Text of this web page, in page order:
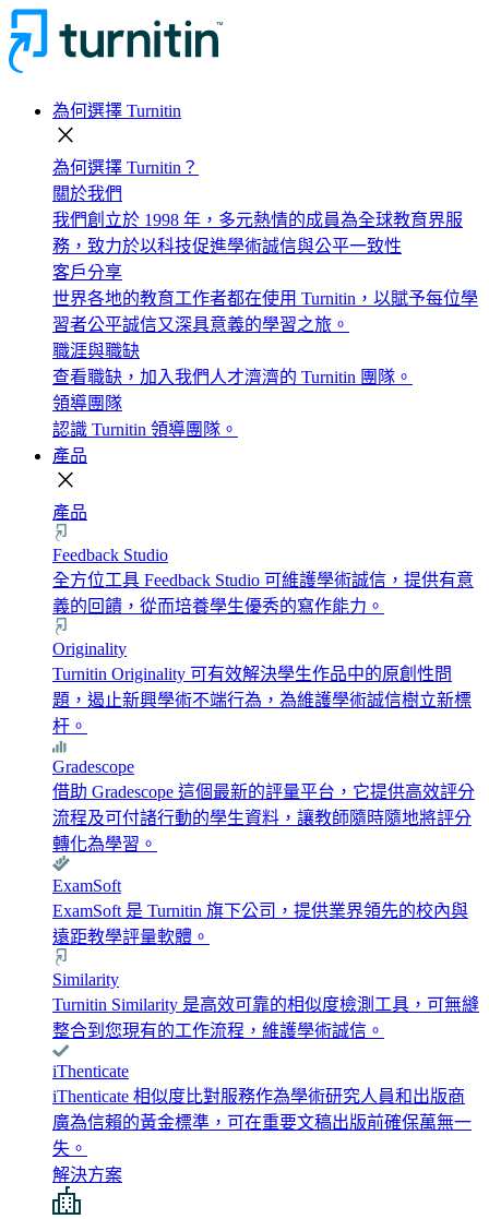
為何選擇 Turnitin
close
為何選擇 Turnitin？
關於我們
我們創立於 1998 年，多元熱情的成員為全球教育界服
務，致力於以科技促進學術誠信與公平一致性
客戶分享
世界各地的教育工作者都在使用 Turnitin，以賦予每位學
習者公平誠信又深具意義的學習之旅。
職涯與職缺
查看職缺，加入我們人才濟濟的 Turnitin 團隊。
領導團隊
認識 Turnitin 領導團隊。
產品
close
產品
Feedback Studio
全方位工具 Feedback Studio 可維護學術誠信，提供有意
義的回饋，從而培養學生優秀的寫作能力。
Originality
Turnitin Originality 可有效解決學生作品中的原創性問
題，遏止新興學術不端行為，為維護學術誠信樹立新標
杆。
Gradescope
借助 Gradescope 這個最新的評量平台，它提供高效評分
流程及可付諸行動的學生資料，讓教師隨時隨地將評分
轉化為學習。
ExamSoft
ExamSoft 是 Turnitin 旗下公司，提供業界領先的校內與
遠距教學評量軟體。
Similarity
Turnitin Similarity 是高效可靠的相似度檢測工具，可無縫
整合到您現有的工作流程，維護學術誠信。
iThenticate
iThenticate 相似度比對服務作為學術研究人員和出版商
廣為信賴的黃金標準，可在重要文稿出版前確保萬無一
失。
解決方案